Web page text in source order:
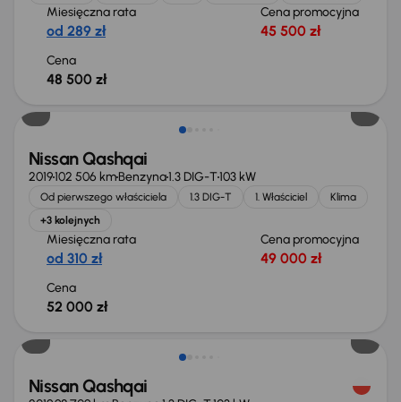
Miesięczna rata
od 289 zł
Cena promocyjna
45 500 zł
Cena
48 500 zł
Świeżo skupione
Nissan Qashqai
2019102 506 kmBenzyna1.3 DIG-T103 kW
Od pierwszego właściciela 1.3 DIG-T 1. Właściciel
Klima
+3 kolejnych
Miesięczna rata
od 310 zł
Cena promocyjna
49 000 zł
Cena
52 000 zł
Świeżo skupione
Nissan Qashqai